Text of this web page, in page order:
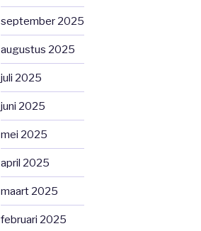
september 2025
augustus 2025
juli 2025
juni 2025
mei 2025
april 2025
maart 2025
februari 2025